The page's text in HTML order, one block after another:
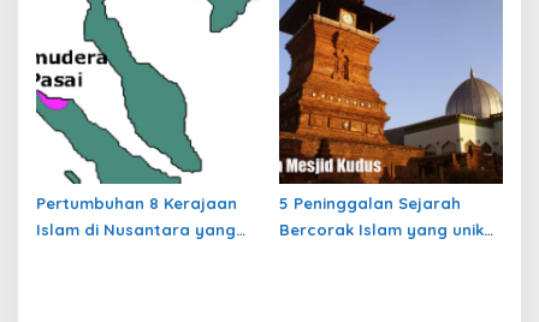
Pertumbuhan 8 Kerajaan
Islam di Nusantara yang
5 Peninggalan Sejarah
Bercorak Islam yang unik